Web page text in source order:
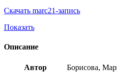
Скачать marc21-запись
Показать
Описание
Автор Борисова,